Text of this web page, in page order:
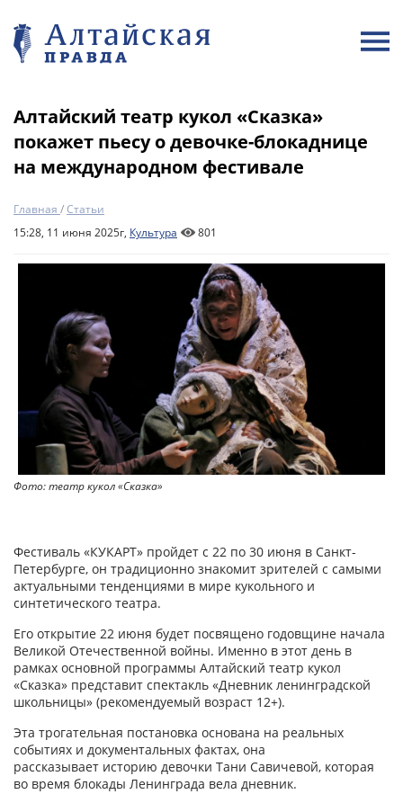
Алтайский театр кукол «Сказка»
покажет пьесу о девочке-блокаднице
на международном фестивале
Главная /Статьи
15:28, 11 июня 2025г, Культура 801
Фото: театр кукол «Сказка»
Фестиваль «КУКАРТ» пройдет с 22 по 30 июня в Санкт-
Петербурге, он традиционно знакомит зрителей с самыми
актуальными тенденциями в мире кукольного и
синтетического театра.
Его открытие 22 июня будет посвящено годовщине начала
Великой Отечественной войны. Именно в этот день в
рамках основной программы Алтайский театр кукол
«Сказка» представит спектакль «Дневник ленинградской
школьницы» (рекомендуемый возраст 12+).
Эта трогательная постановка основана на реальных
событиях и документальных фактах, она
рассказывает историю девочки Тани Савичевой, которая
во время блокады Ленинграда вела дневник.